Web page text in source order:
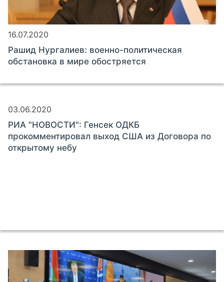
16.07.2020
Рашид Нургалиев: военно-политическая
обстановка в мире обостряется
03.06.2020
РИА "НОВОСТИ": Генсек ОДКБ
прокомментировал выход США из Договора по
открытому небу